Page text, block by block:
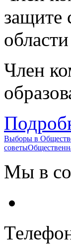
защите
области
Член
Выборы в
советы
Мы в